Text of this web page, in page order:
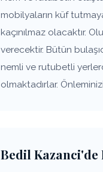
mobilyaların küf
kaçınılmaz olacaktır.
verecektir. Bütün
nemli ve rutubetli
olmaktadırlar.
Bedil Kazanci'de